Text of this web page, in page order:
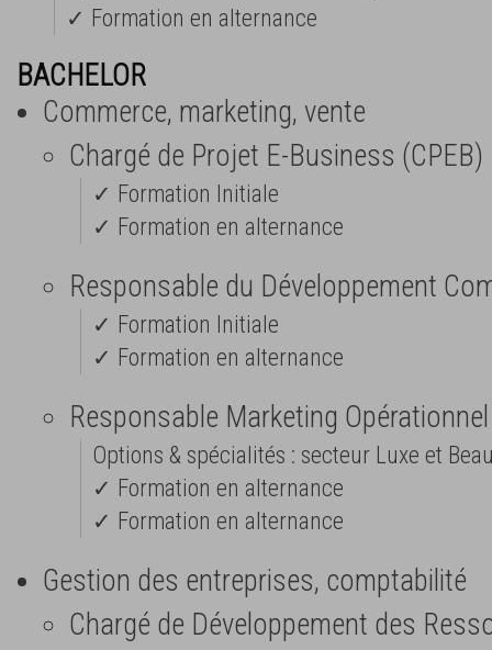
✓ Formation en alternance
BACHELOR
Commerce, marketing, vente
Chargé de Projet E-Business (CPEB)
✓ Formation Initiale
✓ Formation en alternance
Responsable du Développement
✓ Formation Initiale
✓ Formation en alternance
Responsable Marketing
Options & spécialités : secteur Luxe et
✓ Formation en alternance
✓ Formation en alternance
Gestion des entreprises, comptabilité
Chargé de Développement des